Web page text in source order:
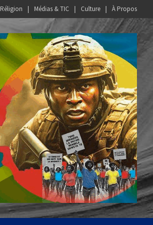
Réligion Médias & TIC Culture À Propos